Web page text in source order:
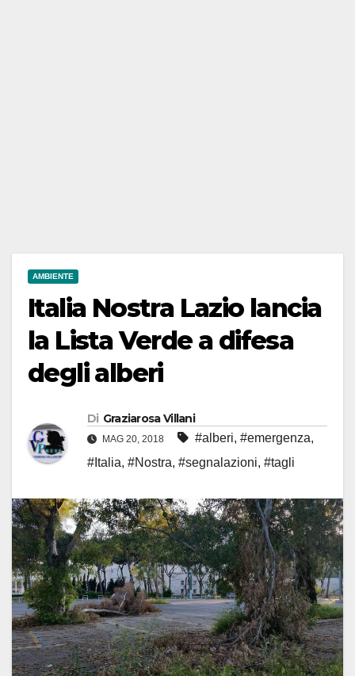
AMBIENTE
Italia Nostra Lazio lancia
la Lista Verde a difesa
degli alberi
Di Graziarosa Villani
MAG 20, 2018 #alberi, #emergenza,
#Italia, #Nostra, #segnalazioni, #tagli